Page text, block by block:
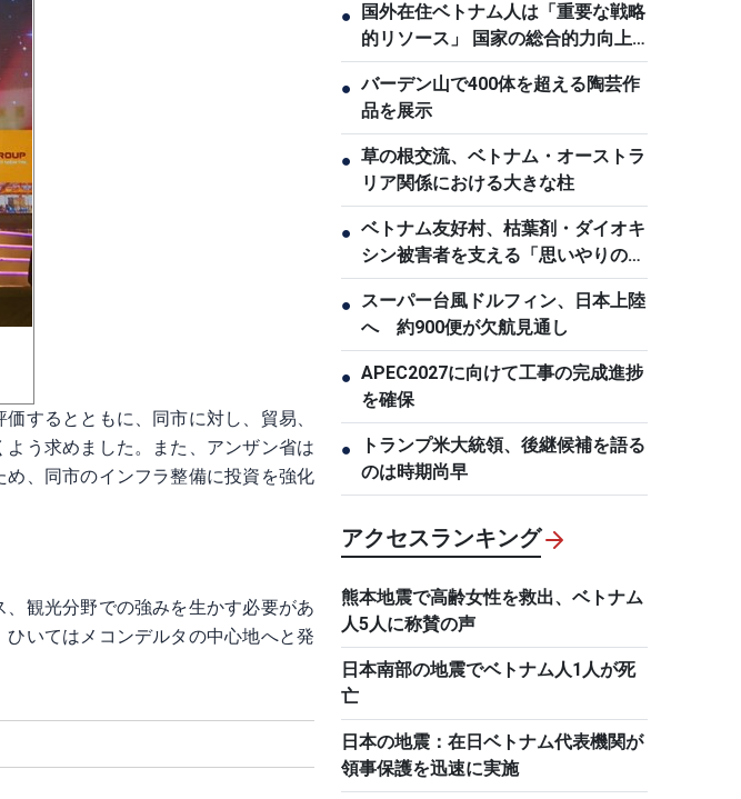
するとともに、同市に対し、貿易、
う求めました。また、アンザン省は
、同市のインフラ整備に投資を強化
観光分野での強みを生かす必要があ
いてはメコンデルタの中心地へと発
●
国外在住ベトナム人は「重要な戦略
的リソース」 国家の総合的力向上
に貢献
● バーデン山で400体を超える陶芸作
品を展示
● 草の根交流、ベトナム・オーストラ
リア関係における大きな柱
● ベトナム友好村、枯葉剤・ダイオキ
シン被害者を支える「思いやりの
家」
● スーパー台風ドルフィン、日本上陸
へ 約900便が欠航見通し
● APEC2027に向けて工事の完成進捗
を確保
●
トランプ米大統領、後継候補を語る
のは時期尚早
アクセスランキング
熊本地震で高齢女性を救出、ベトナム
人5人に称賛の声
日本南部の地震でベトナム人1人が死
亡
日本の地震：在日ベトナム代表機関が
領事保護を迅速に実施